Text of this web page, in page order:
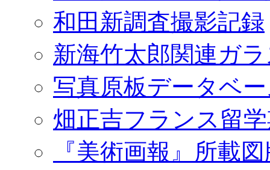
和田新調査撮影記録
新海竹太郎関連ガ
写真原板データベ
畑正吉フランス留
『美術画報』所載